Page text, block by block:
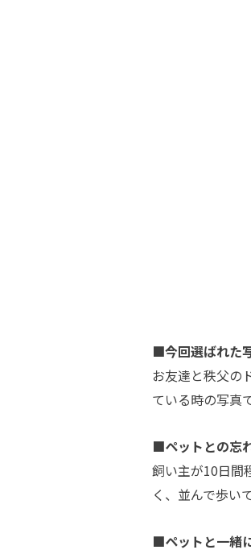
■今回選ばれた
お友達と秩父の
ている時の写真
■ペットとの忘
飼い主が10日間
く、並んで歩い
■ペットと一緒